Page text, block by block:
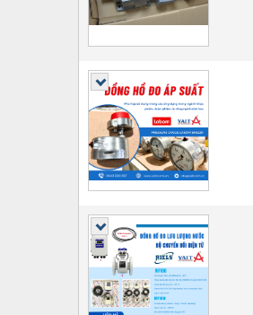
Gỗ - Trang thiết bị
Hàn cắt - Thiết bị
Hóa chất-Trang thiết bị
Kệ công nghiệp
Khí nén - Thiết bị
Khuôn mẫu - Phụ tùng
Máy công cụ - Phụ tùng
Mỏ - Trang thiết bị
Mô tơ - Hộp số